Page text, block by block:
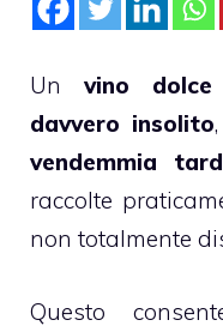
Un vino
davvero insolito
vendemmia
raccolte
non totalmente
Questo